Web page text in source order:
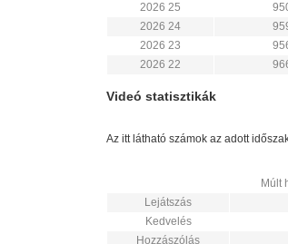
2026 25
2026 24
2026 23
2026 22
Videó statisztikák
Az itt látható számok az adott
Múlt
Lejátszás
Kedvelés
Hozzászólás